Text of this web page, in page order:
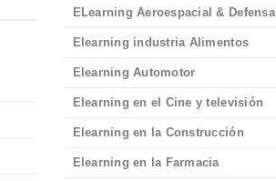
ELearning Aeroespacial & Defensa
Elearning industria Alimentos
Elearning Automotor
Elearning en el Cine y televisión
Elearning en la Construcción
Elearning en la Farmacia